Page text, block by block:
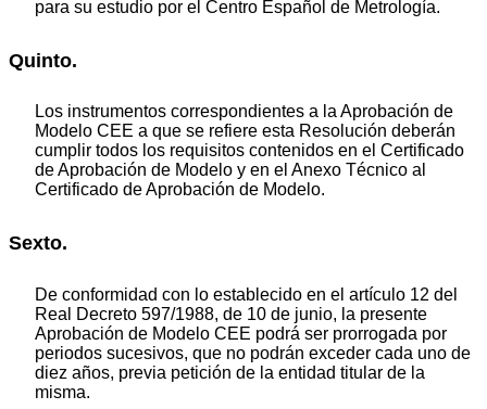
para su estudio por el Centro Español de Metrología.
Quinto.
Los instrumentos correspondientes a la Aprobación de
Modelo CEE a que se refiere esta Resolución deberán
cumplir todos los requisitos contenidos en el Certificado
de Aprobación de Modelo y en el Anexo Técnico al
Certificado de Aprobación de Modelo.
Sexto.
De conformidad con lo establecido en el artículo 12 del
Real Decreto 597/1988, de 10 de junio, la presente
Aprobación de Modelo CEE podrá ser prorrogada por
periodos sucesivos, que no podrán exceder cada uno de
diez años, previa petición de la entidad titular de la
misma.